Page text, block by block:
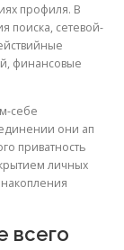
профиля. В
поиска, сетевой-
финансовые
себе
они ап
приватность
личных
всего